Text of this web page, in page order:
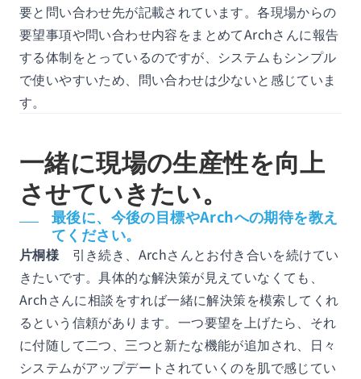
要と問い合わせ先が記載されています。各現場からの
要望事項や問い合わせ内容をまとめてArchさんに報告
する体制をとっているのですが、システムもシンプル
で使いやすいため、問い合わせは少ないと感じていま
す。
一緒に現場の生産性を向上
させていきたい。
最後に、今後の目標やArchへの期待を教え
てください。
片桐様引き続き、Archさんとお付き合いを続けてい
きたいです。具体的な解決策が見えていなくても、
Archさんに相談をすれば一緒に解決策を模索してくれ
るという信頼があります。一つ要望を上げたら、それ
に付随して二つ、三つと新たな機能が追加され、日々
システムがアップデートされていくのを肌で感じてい